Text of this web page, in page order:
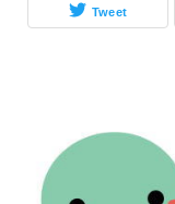
Tweet